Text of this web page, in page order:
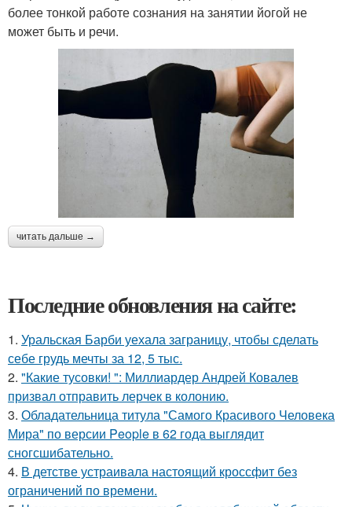
более тонкой работе сознания на занятии йогой не
может быть и речи.
читать дальше →
Последние обновления на сайте:
1. Уральская Барби уехала заграницу, чтобы сделать
себе грудь мечты за 12, 5 тыс.
2. "Какие тусовки! ": Миллиардер Андрей Ковалев
призвал отправить лерчек в колонию.
3. Обладательница титула "Самого Красивого Человека
Мира" по версии People в 62 года выглядит
сногсшибательно.
4. В детстве устраивала настоящий кроссфит без
ограничений по времени.